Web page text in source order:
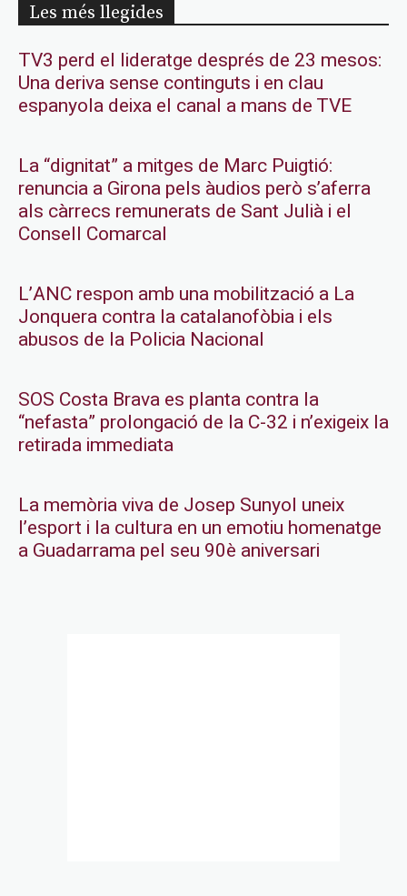
Les més llegides
TV3 perd el lideratge després de 23 mesos:
Una deriva sense continguts i en clau
espanyola deixa el canal a mans de TVE
La “dignitat” a mitges de Marc Puigtió:
renuncia a Girona pels àudios però s’aferra
als càrrecs remunerats de Sant Julià i el
Consell Comarcal
L’ANC respon amb una mobilització a La
Jonquera contra la catalanofòbia i els
abusos de la Policia Nacional
SOS Costa Brava es planta contra la
“nefasta” prolongació de la C-32 i n’exigeix la
retirada immediata
La memòria viva de Josep Sunyol uneix
l’esport i la cultura en un emotiu homenatge
a Guadarrama pel seu 90è aniversari